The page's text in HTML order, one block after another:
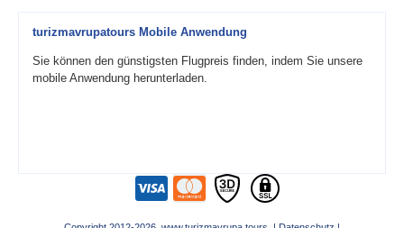
turizmavrupatours Mobile Anwendung
Sie können den günstigsten Flugpreis finden, indem Sie unsere
mobile Anwendung herunterladen.